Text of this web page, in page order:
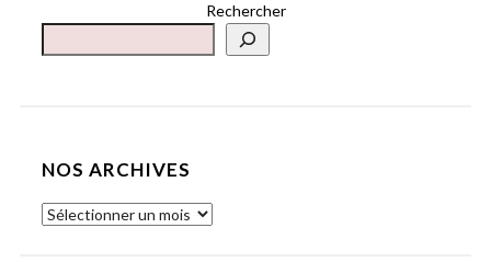
Rechercher
NOS ARCHIVES